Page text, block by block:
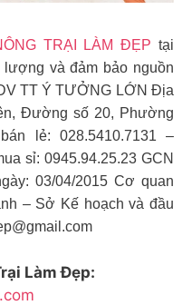
TRẠI LÀM ĐẸP tại
và đảm bảo nguồn
TT Ý TƯỞNG LỚN Địa
Đường số 20, Phường
lẻ: 028.5410.7131 –
sỉ: 0945.94.25.23 GCN
03/04/2015 Cơ quan
– Sở Kế hoạch và đầu
Làm Đẹp: